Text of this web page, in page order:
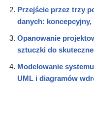
Przejście przez trzy
danych:
Opanowanie
sztuczki do
Modelowanie
UML i diagramów